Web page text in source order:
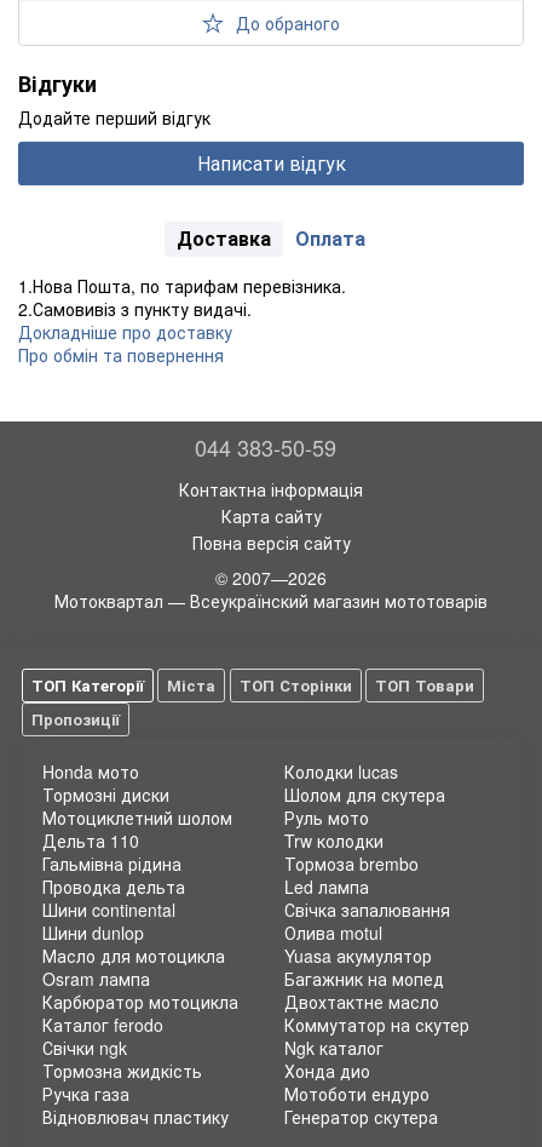
До обраного
Відгуки
Додайте перший відгук
Написати відгук
Доставка Оплата
1.Нова Пошта, по тарифам перевізника.
2.Самовивіз з пункту видачі.
Докладніше про доставку
Про обмін та повернення
044 383-50-59
Контактна інформація
Карта сайту
Повна версія сайту
© 2007—2026
Мотоквартал — Всеукраїнский магазин мототоварів
ТОП Категорії Міста ТОП Сторінки
ТОП Товари
Пропозиції
Honda мото
Тормозні диски
Мотоциклетний шолом
Дельта 110
Гальмівна рідина
Проводка дельта
Шини continental
Шини dunlop
Колодки lucas
Шолом для скутера
Руль мото
Trw колодки
Тормоза brembo
Led лампа
Свічка запалювання
Олива motul
Масло для мотоцикла
Osram лампа
Карбюратор мотоцикла
Каталог ferodo
Свічки ngk
Тормозна жидкість
Ручка газа
Відновлювач пластику
Yuasa акумулятор
Багажник на мопед
Двохтактне масло
Коммутатор на скутер
Ngk каталог
Хонда дио
Мотоботи ендуро
Генератор скутера